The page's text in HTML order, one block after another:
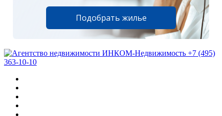
Подобрать жилье
+7 (495)
363-10-10